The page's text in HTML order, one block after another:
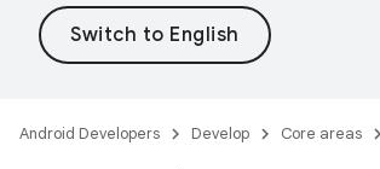
Android Developers Develop Core areas